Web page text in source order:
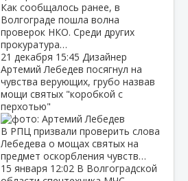
Как сообщалось ранее, в
Волгограде пошла волна
проверок НКО. Среди других
прокуратура…
21 декабря 15:45 Дизайнер
Артемий Лебедев посягнул на
чувства верующих, грубо назвав
мощи святых "коробкой с
перхотью"
В РПЦ призвали проверить слова
Лебедева о мощах святых на
предмет оскорбления чувств…
15 января 12:02 В Волгоградской